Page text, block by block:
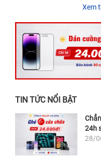
Xem
TIN TỨC NỔI BẬT
24h
28/